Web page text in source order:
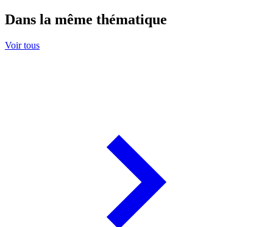
Dans la même thématique
Voir tous